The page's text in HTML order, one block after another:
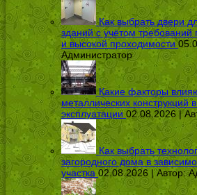
Как выбрать двери
зданий с учётом требований
и высокой проходимости
Администратор
Какие факторы
металлических конструкций
эксплуатации 02.08.2026 |
Как выбрать
загородного дома в
участка 02.08.2026 | Автор: